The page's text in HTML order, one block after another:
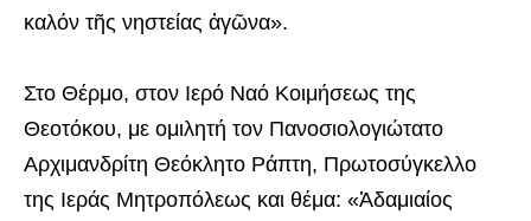
καλόν τῆς νηστείας ἀγῶνα».
Στο Θέρμο, στον Ιερό Ναό Κοιμήσεως της
Θεοτόκου, με ομιλητή τον Πανοσιολογιώτατο
Αρχιμανδρίτη Θεόκλητο Ράπτη, Πρωτοσύγκελλο
της Ιεράς Μητροπόλεως και θέμα: «Ἀδαμιαίος